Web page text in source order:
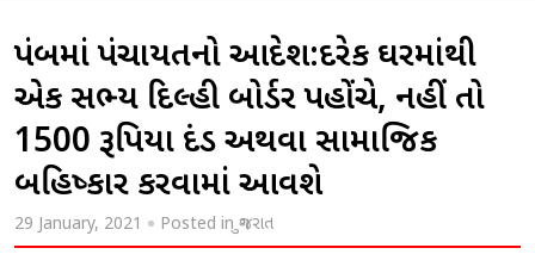
પંજાબમાં પંચાયતનો આદેશ:દરેક ઘરમાંથી
એક સભ્ય દિલ્હી બોર્ડર પહોંચે, નહીં તો
1500 રૂપિયા દંડ અથવા સામાજિક
બહિષ્કાર કરવામાં આવશે
29 January, 2021 Posted inગુજરાત